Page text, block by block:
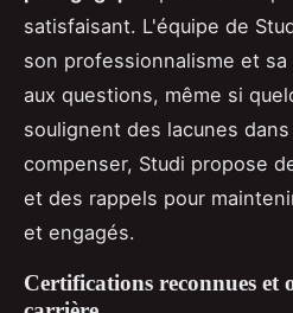
satisfaisant. L'équipe de
son professionnalisme et
aux questions, même si
soulignent des lacunes
compenser, Studi propose
et des rappels pour
et engagés.
Certifications reconnues et